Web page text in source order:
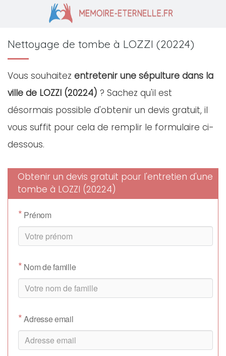
Nettoyage de tombe à LOZZI (20224)
Vous souhaitez entretenir une sépulture dans la
ville de LOZZI (20224) ? Sachez qu'il est
désormais possible d'obtenir un devis gratuit, il
vous suffit pour cela de remplir le formulaire ci-
dessous.
Obtenir un devis gratuit pour l'entretien d'une
tombe à LOZZI (20224)
* Prénom
* Nom de famille
*Adresse email